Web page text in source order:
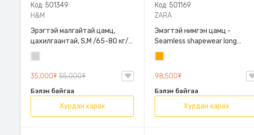
Код: 501349
H&M
Эрэгтэй малгайтай цамц,
цахилгаантай, S,M /65-80 кг/,
H&M, 0852614006, Даавуу
35,000₮ 55,000₮
Бэлэн байгаа
Хурдан харах
Код: 501169
ZARA
Эмэгтэй нимгэн цамц -
Seamless shapewear long
sleeve t-shirt, 40-60кг жинд
таарна, ZARA, 8779/458/615,
Урт ханцуйтай
98,500₮
Бэлэн байгаа
Хурдан харах